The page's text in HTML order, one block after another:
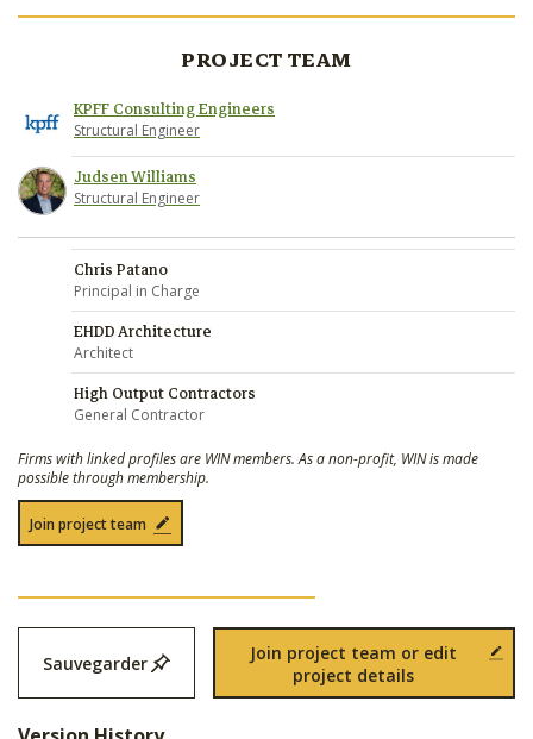
PROJECT TEAM
KPFF Consulting Engineers
Structural Engineer
Judsen Williams
Structural Engineer
Chris Patano
Principal in Charge
EHDD Architecture
Architect
High Output Contractors
General Contractor
Firms with linked profiles are WIN members. As a non-profit, WIN is made
possible through membership.
Join project team
Sauvegarder
Join project team or edit
project details